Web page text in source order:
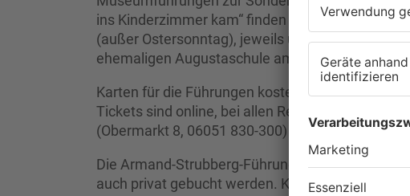
ins Kinderzimmer kam“ finden während der
(außer Ostersonntag), jeweils um 15.15 Uhr,
ehemaligen Augustaschule am Obermarkt,
Karten für die Führungen kosten je 10 Euro,
Tickets sind online, bei allen Reservix-
(Obermarkt 8, 06051 830-300) erhältlich.
Die Armand-Strubberg-Führung und die
auch privat gebucht werden. Kontakt: Tourist-